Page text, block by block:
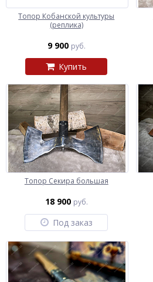
Топор Кобанской культуры
(реплика)
9 900 руб.
Купить
Топор Секира большая
18 900 руб.
Под заказ